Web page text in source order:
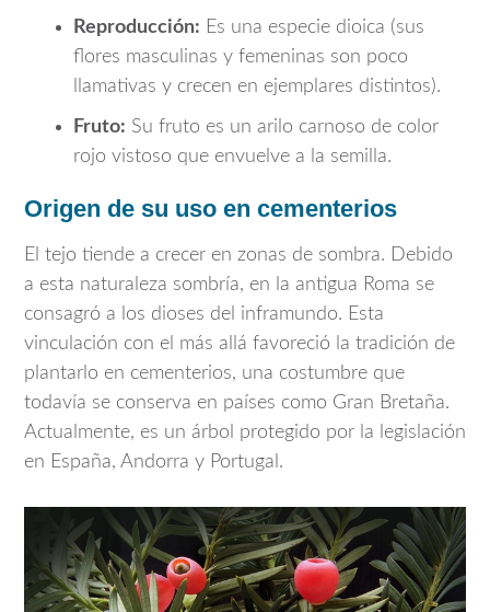
Reproducción: Es una especie dioica (sus
flores masculinas y femeninas son poco
llamativas y crecen en ejemplares distintos).
Fruto: Su fruto es un arilo carnoso de color
rojo vistoso que envuelve a la semilla.
Origen de su uso en cementerios
El tejo tiende a crecer en zonas de sombra. Debido
a esta naturaleza sombría, en la antigua Roma se
consagró a los dioses del inframundo. Esta
vinculación con el más allá favoreció la tradición de
plantarlo en cementerios, una costumbre que
todavía se conserva en países como Gran Bretaña.
Actualmente, es un árbol protegido por la legislación
en España, Andorra y Portugal.